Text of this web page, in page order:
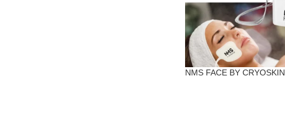
NMS FACE BY CRYOSKIN